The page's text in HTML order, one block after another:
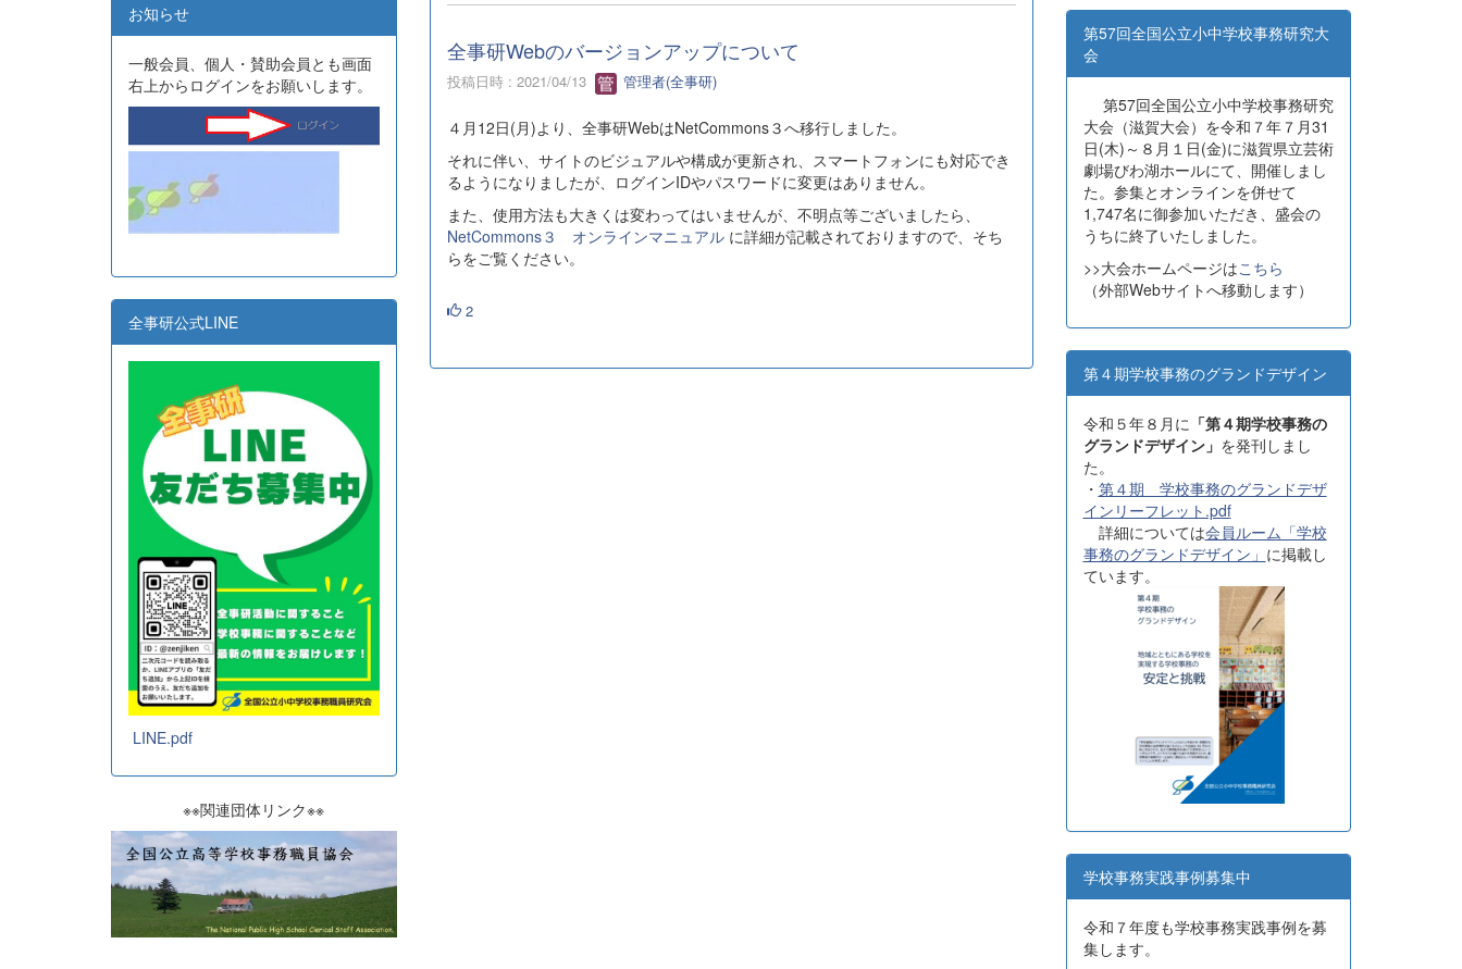
全事研Webのバージョンアップについて
投稿日時 : 2021/04/13 管理者(全事研)
４月12日(月)より、全事研WebはNetCommons３へ移行しました。
それに伴い、サイトのビジュアルや構成が更新され、スマートフォンにも対応でき
るようになりましたが、ログインIDやパスワードに変更はありません。
また、使用方法も大きくは変わってはいませんが、不明点等ございましたら、
NetCommons３ オンラインマニュアルに詳細が記載されておりますので、そち
らをご覧ください。
2
お知らせ
一般会員、個人・賛助会員とも画面
右上からログインをお願いします。
全事研公式LINE
LINE.pdf
※※関連団体リンク※※
第57回全国公立小中学校事務研究大
会
第57回全国公立小中学校事務研究
大会（滋賀大会）を令和７年７月31
日(木)～８月１日(金)に滋賀県立芸術
劇場びわ湖ホールにて、開催しまし
た。参集とオンラインを併せて
1,747名に御参加いただき、盛会の
うちに終了いたしました。
>>大会ホームページはこちら
（外部Webサイトへ移動します）
第４期学校事務のグランドデザイン
令和５年８月に 「第４期学校事務の
グランドデザイン」 を発刊しまし
た。
・ 第４期 学校事務のグランドデザ
インリーフレット.pdf
詳細については会員ルーム「学校
事務のグランドデザイン」 に掲載し
ています。
学校事務実践事例募集中
令和７年度も学校事務実践事例を募
集します。